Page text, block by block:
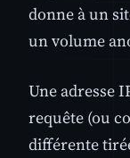
donne à un
un volume
Une adresse
requête (ou
différente